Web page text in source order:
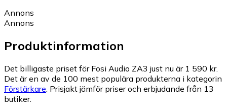
Annons
Annons
Produktinformation
Det billigaste priset för Fosi Audio ZA3 just nu är 1 590 kr.
Det är en av de 100 mest populära produkterna i kategorin
Förstärkare Prisjakt jämför priser och erbjudande från 13
butiker.